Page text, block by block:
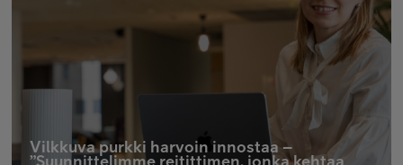
Vilkkuva purkki harvoin innostaa –
”Suunnittelimme reitittimen, jonka kehtaa